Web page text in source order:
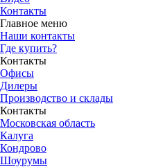
Контакты
Главное меню
Наши контакты
Где купить?
Контакты
Офисы
Дилеры
Производство и склады
Контакты
Московская область
Калуга
Кондрово
Шоурумы